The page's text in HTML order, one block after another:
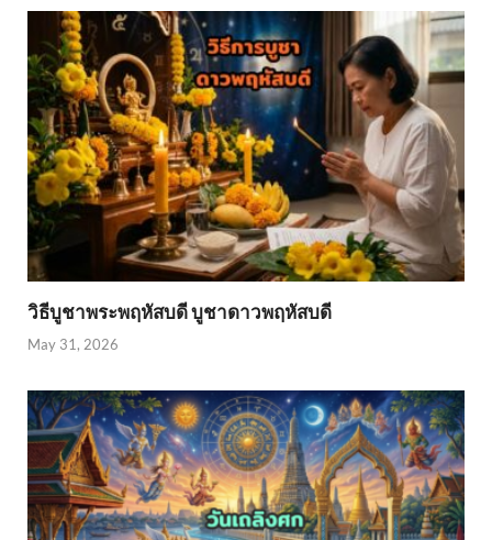
วิธีบูชาพระพฤหัสบดี บูชาดาวพฤหัสบดี
May 31, 2026